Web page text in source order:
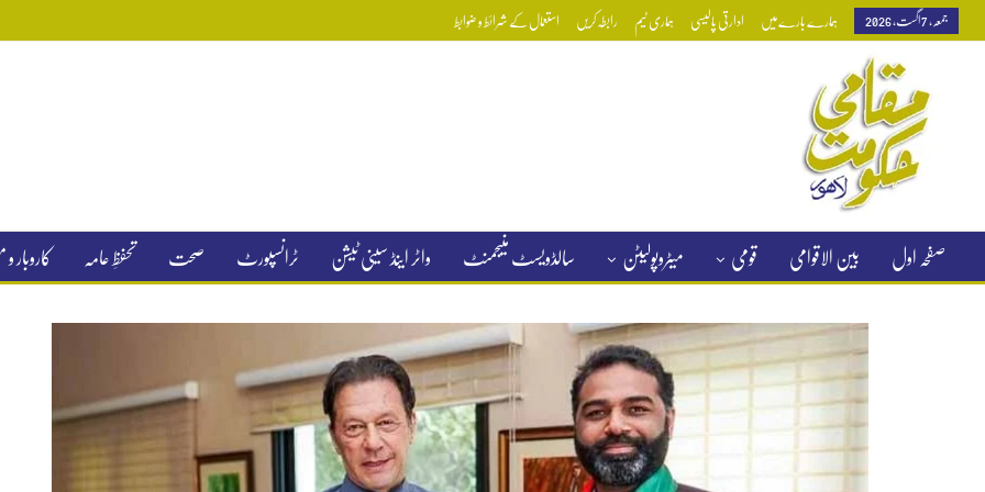
جمعہ, 7 اگست, 2026 ہمارے بارے میں ادارتی پالیسی ہماری ٹیم رابطہ کریں استعمال کے شرائط و ضوابط
صفحہ اول بین الاقوامی قومی میٹروپولیٹن سالڈویسٹ منیجمنٹ واٹر اینڈ سینی ٹیشن ٹرانسپورٹ صحت تحفظِ عامہ کاروبار